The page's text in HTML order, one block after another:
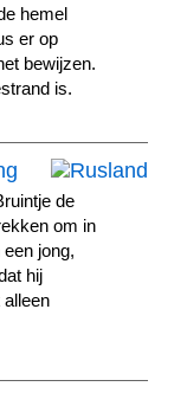
hemel
er op
bewijzen.
is.
de
om in
jong,
hij
alleen